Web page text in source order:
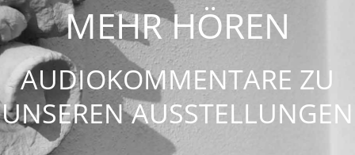
MEHR HÖREN
AUDIOKOMMENTARE ZU
UNSEREN AUSSTELLUNGEN